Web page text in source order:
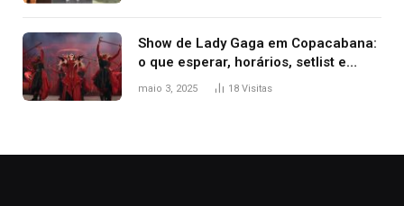
Show de Lady Gaga em Copacabana:
o que esperar, horários, setlist e
onde assistir
maio 3, 2025 18 Visitas